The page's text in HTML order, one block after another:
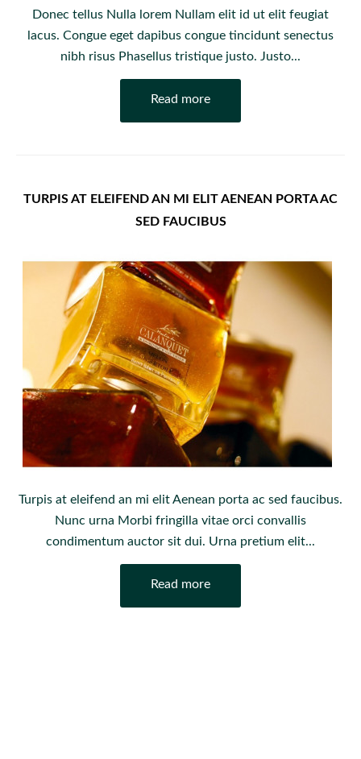
Donec tellus Nulla lorem Nullam elit id ut elit feugiat
lacus. Congue eget dapibus congue tincidunt senectus
nibh risus Phasellus tristique justo. Justo...
Read more
TURPIS AT ELEIFEND AN MI ELIT AENEAN PORTA AC
SED FAUCIBUS
Turpis at eleifend an mi elit Aenean porta ac sed faucibus.
Nunc urna Morbi fringilla vitae orci convallis
condimentum auctor sit dui. Urna pretium elit...
Read more